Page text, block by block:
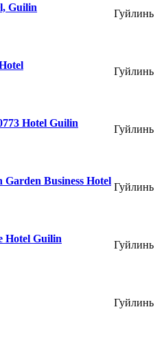
Guilin
Гуйлинь
Гуйлинь
Hotel Guilin
Гуйлинь
Garden Business Hotel
Гуйлинь
Hotel Guilin
Гуйлинь
Гуйлинь